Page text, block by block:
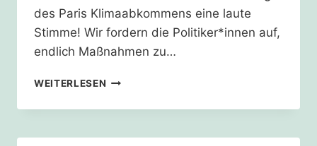
des Paris Klimaabkommens eine laute
Stimme! Wir fordern die Politiker*innen auf,
endlich Maßnahmen zu…
WEITERLESEN MAKEPARISREAL
3
ÜBERGEBEN